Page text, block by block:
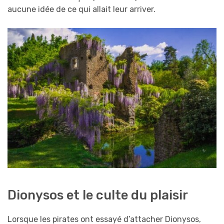
aucune idée de ce qui allait leur arriver.
Dionysos et le culte du plaisir
Lorsque les pirates ont essayé d’attacher Dionysos,